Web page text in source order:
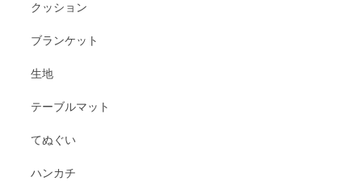
クッション
ブランケット
生地
テーブルマット
てぬぐい
ハンカチ